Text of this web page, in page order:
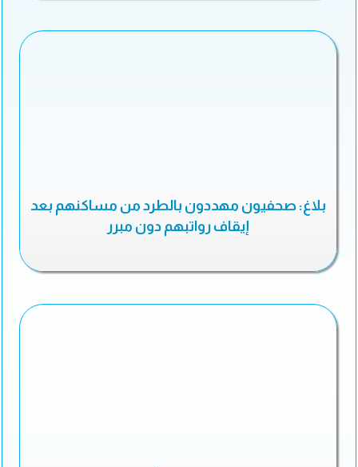
بلاغ: صحفيون مهددون بالطرد من مساكنهم بعد
إيقاف رواتبهم دون مبرر